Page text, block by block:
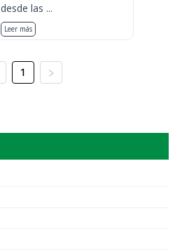
desde las ...
Leer más
1